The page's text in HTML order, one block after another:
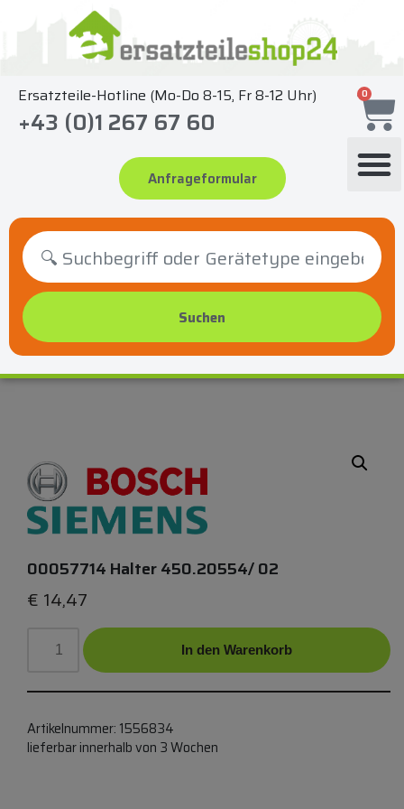
springen
Ersatzteile-Hotline (Mo-Do 8-15, Fr 8-12 Uhr)
+43 (0)1 267 67 60
Anfrageformular
0
00057714 Halter 450.20554/ 02
€ 14,47
In den Warenkorb
Artikelnummer: 1556834
lieferbar innerhalb von 3 Wochen